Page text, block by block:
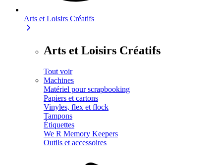
Arts et Loisirs Créatifs
Arts et Loisirs Créatifs
Tout voir
Machines
Matériel pour scrapbooking
Papiers et cartons
Vinyles, flex et flock
Tampons
Étiquettes
We R Memory Keepers
Outils et accessoires